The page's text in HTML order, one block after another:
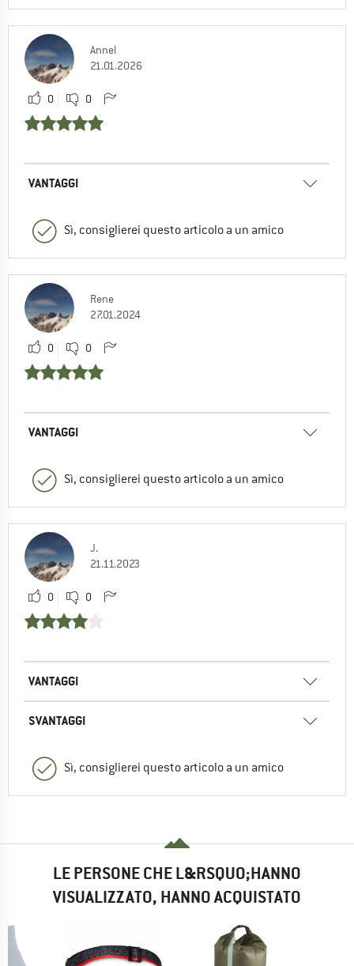
Annel
21.01.2026
0 0
VANTAGGI
Sì, consiglierei questo articolo a un amico
Rene
27.01.2024
0 0
VANTAGGI
Sì, consiglierei questo articolo a un amico
J.
21.11.2023
0 0
VANTAGGI
SVANTAGGI
Sì, consiglierei questo articolo a un amico
LE PERSONE CHE L&RSQUO;HANNO
VISUALIZZATO, HANNO ACQUISTATO